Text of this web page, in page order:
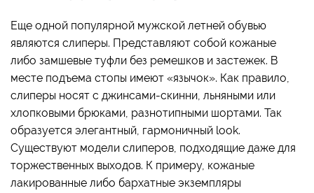
Еще одной популярной мужской летней обувью
являются слиперы. Представляют собой кожаные
либо замшевые туфли без ремешков и застежек. В
месте подъема стопы имеют «язычок». Как правило,
слиперы носят с джинсами-скинни, льняными или
хлопковыми брюками, разнотипными шортами. Так
образуется элегантный, гармоничный look.
Существуют модели слиперов, подходящие даже для
торжественных выходов. К примеру, кожаные
лакированные либо бархатные экземпляры